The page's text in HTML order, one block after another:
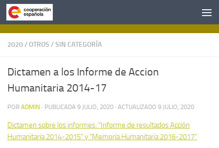
Saltar al contenido
2020/OTROS /SIN CATEGORÍA
Dictamen a los Informe de Accion
Humanitaria 2014-17
POR ADMIN · PUBLICADA 9 JULIO, 2020 · ACTUALIZADO 9 JULIO, 2020
Dictamen sobre los informes: “Informe de resultados Acción
Humanitaria 2014-2015” y “Memoria Humanitaria 2016-2017”